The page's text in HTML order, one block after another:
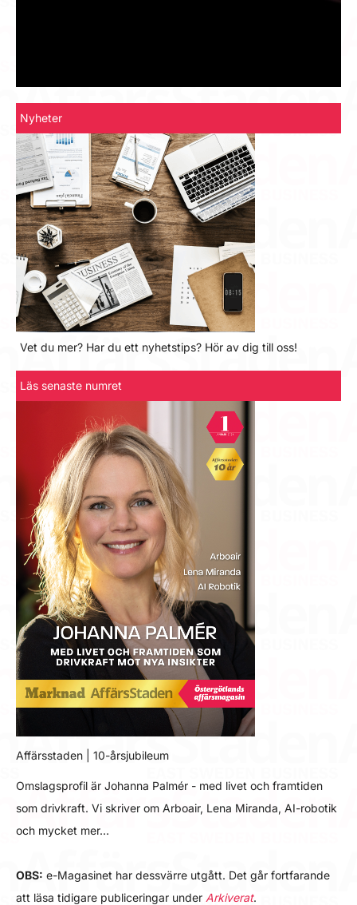
Nyheter
Vet du mer? Har du ett nyhetstips? Hör av dig till oss!
Läs senaste numret
Affärsstaden | 10-årsjubileum
Omslagsprofil är Johanna Palmér - med livet och framtiden
som drivkraft. Vi skriver om Arboair, Lena Miranda, AI-robotik
och mycket mer…
OBS: e-Magasinet har dessvärre utgått. Det går fortfarande
att läsa tidigare publiceringar under Arkiverat.